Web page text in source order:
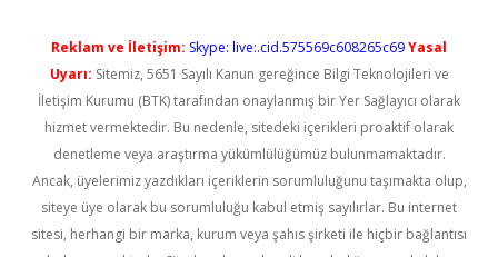
Reklam ve İletişim: Skype: live:.cid.575569c608265c69Yasal
Uyarı: Sitemiz, 5651 Sayılı Kanun gereğince Bilgi Teknolojileri ve
İletişim Kurumu (BTK) tarafından onaylanmış bir Yer Sağlayıcı olarak
hizmet vermektedir. Bu nedenle, sitedeki içerikleri proaktif olarak
denetleme veya araştırma yükümlülüğümüz bulunmamaktadır.
Ancak, üyelerimiz yazdıkları içeriklerin sorumluluğunu taşımakta olup,
siteye üye olarak bu sorumluluğu kabul etmiş sayılırlar. Bu internet
sitesi, herhangi bir marka, kurum veya şahıs şirketi ile hiçbir bağlantısı